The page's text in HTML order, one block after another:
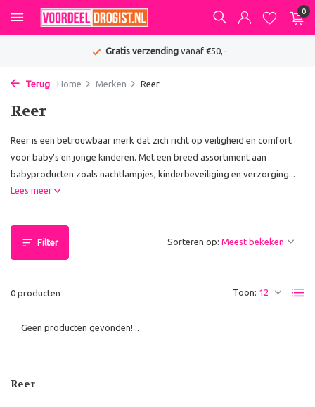
0
Gratis verzendingvanaf €50,-
Terug Home Merken Reer
Reer
Reer is een betrouwbaar merk dat zich richt op veiligheid en comfort
voor baby's en jonge kinderen. Met een breed assortiment aan
babyproducten zoals nachtlampjes, kinderbeveiliging en verzorging...
Lees meer
Filter
0 producten Toon:
Sorteren op:
Geen producten gevonden!...
Reer